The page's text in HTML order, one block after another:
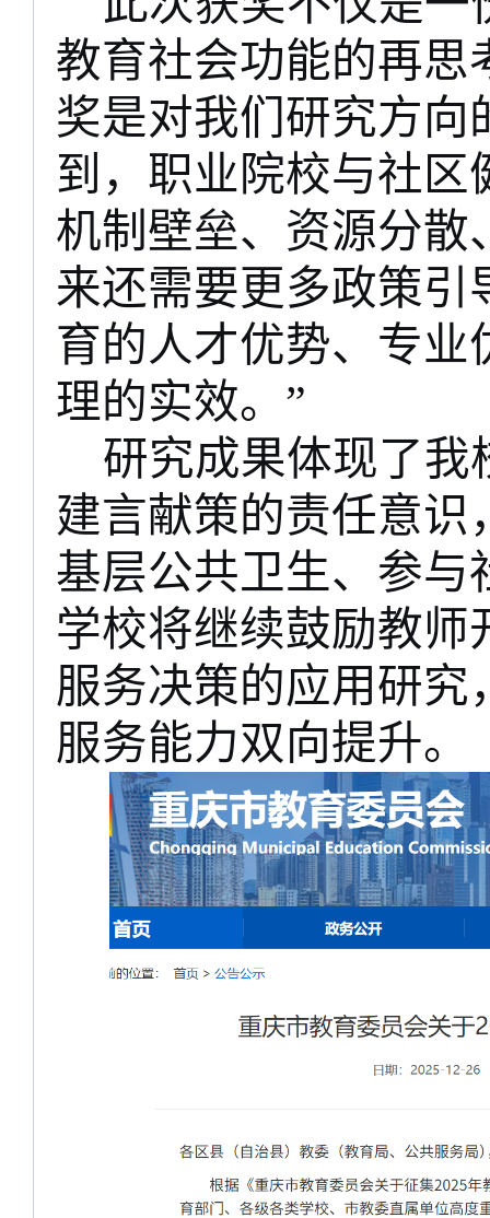
教育社会功能的再思
奖是对我们研究方向
到，职业院校与社区
机制壁垒、资源分散
来还需要更多政策引
育的人才优势、专业
理的实效。”
研究成果体现了我
建言献策的责任意识
基层公共卫生、参与
学校将继续鼓励教师
服务决策的应用研究
服务能力双向提升。